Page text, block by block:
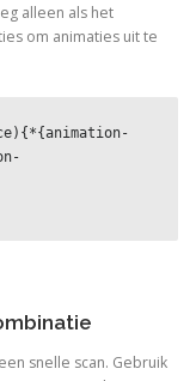
alleen als het
om animaties uit te
snelle scan. Gebruik